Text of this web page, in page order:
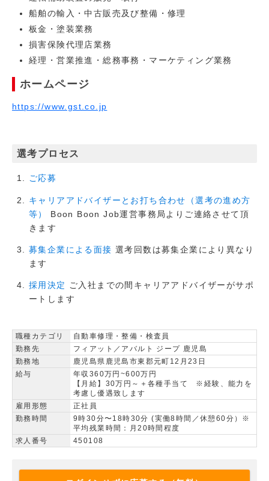
船舶の輸入・中古販売及び整備・修理
板金・塗装業務
損害保険代理店業務
経理・営業推進・総務事務・マーケティング業務
ホームページ
https://www.gst.co.jp
選考プロセス
ご応募
キャリアアドバイザーとお打ち合わせ（選考の進め方
等）
Boon Boon Job運営事務局よりご連絡させて頂
きます
募集企業による面接 選考回数は募集企業により異なり
ます
採用決定 ご入社までの間キャリアアドバイザーがサポ
ートします
職種カテゴリ
自動車修理・整備・検査員
勤務先
フィアット／アバルト ジープ 鹿児島
勤務地
鹿児島県鹿児島市東郡元町12月23日
給与
年収360万円~600万円
【月給】30万円～＋各種手当て ※経験、能力を
考慮し優遇致します
雇用形態
正社員
勤務時間
9時30分〜18時30分 (実働8時間／休憩60分）※
平均残業時間：月20時間程度
求人番号
450108